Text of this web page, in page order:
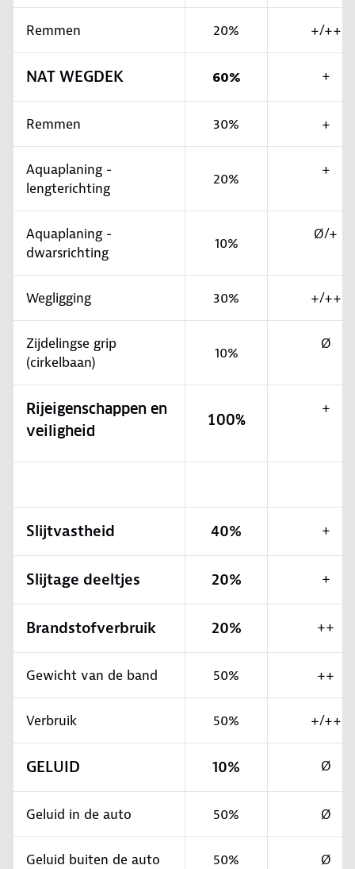
Remmen 20% +/++
NAT WEGDEK 60% +
Remmen 30% +
Aquaplaning -
lengterichting
20%
+
Aquaplaning -
dwarsrichting
10%
Ø/+
Wegligging 30% +/++
Zijdelingse grip
(cirkelbaan)
10%
Ø
Rijeigenschappen en
veiligheid
100%
+
Slijtvastheid 40% +
Slijtage deeltjes 20% +
Brandstofverbruik 20% ++
Gewicht van de band 50% ++
Verbruik 50% +/++
GELUID 10% Ø
Geluid in de auto 50% Ø
Geluid buiten de auto 50% Ø